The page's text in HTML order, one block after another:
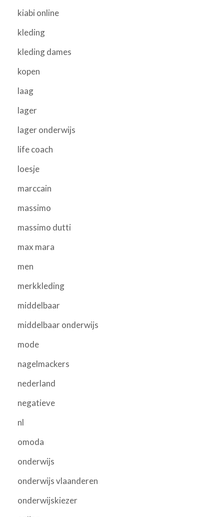
kiabi online
kleding
kleding dames
kopen
laag
lager
lager onderwijs
life coach
loesje
marccain
massimo
massimo dutti
max mara
men
merkkleding
middelbaar
middelbaar onderwijs
mode
nagelmackers
nederland
negatieve
nl
omoda
onderwijs
onderwijs vlaanderen
onderwijskiezer